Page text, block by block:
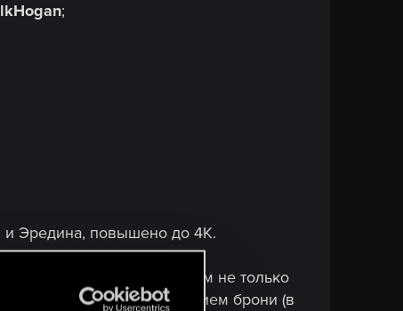
;
и Эредина, повышено до 4K.
с самозатенением не только
связанные с отображением брони (в